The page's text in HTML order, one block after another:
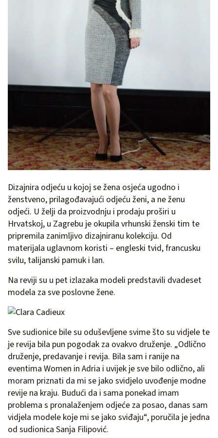
Dizajnira odjeću u kojoj se žena osjeća ugodno i
ženstveno, prilagođavajući odjeću ženi, a ne ženu
odjeći. U želji da proizvodnju i prodaju proširi u
Hrvatskoj, u Zagrebu je okupila vrhunski ženski tim te
pripremila zanimljivo dizajniranu kolekciju. Od
materijala uglavnom koristi – engleski tvid, francusku
svilu, talijanski pamuk i lan.
Na reviji su u pet izlazaka modeli predstavili dvadeset
modela za sve poslovne žene.
Sve sudionice bile su oduševljene svime što su vidjele te
je revija bila pun pogodak za ovakvo druženje. „Odlično
druženje, predavanje i revija. Bila sam i ranije na
eventima Women in Adria i uvijek je sve bilo odlično, ali
moram priznati da mi se jako svidjelo uvođenje modne
revije na kraju. Budući da i sama ponekad imam
problema s pronalaženjem odjeće za posao, danas sam
vidjela modele koje mi se jako sviđaju“, poručila je jedna
od sudionica Sanja Filipović.